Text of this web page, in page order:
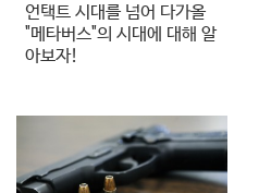
언택트 시대를 넘어 다가올
"메타버스"의 시대에 대해 알
아보자!